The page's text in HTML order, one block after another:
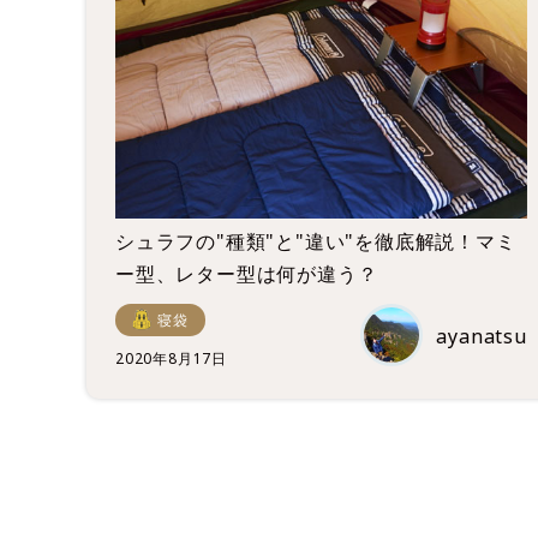
シュラフの"種類"と"違い"を徹底解説！マミ
ー型、レター型は何が違う？
寝袋
2020年8月17日
ayanatsu